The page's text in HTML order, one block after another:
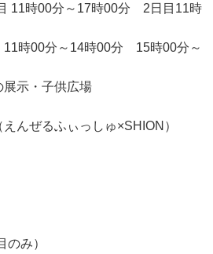
11時00分～17時00分 2日目11時
11時00分～14時00分 15時00分～
展示・子供広場
んぜるふぃっしゅ×SHION）
のみ）